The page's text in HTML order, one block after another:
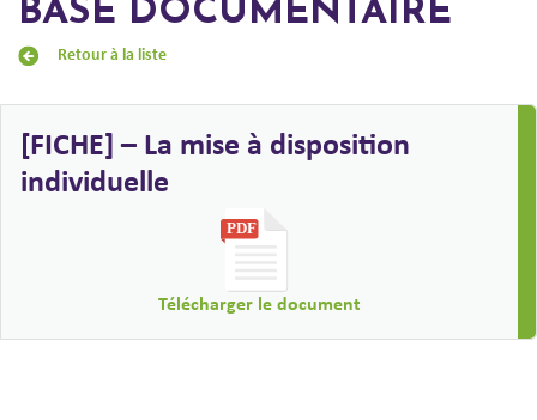
BASE DOCUMENTAIRE
Retour à la liste
[FICHE] – La mise à disposition
individuelle
Télécharger le document